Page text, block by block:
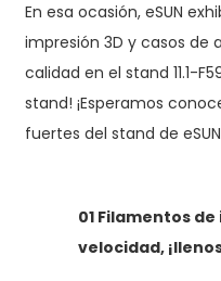
En esa ocasión, eSUN
impresión 3D y casos de
calidad en el stand 11.1-
stand! ¡Esperamos
fuertes del stand de
01 Filamentos
velocidad,